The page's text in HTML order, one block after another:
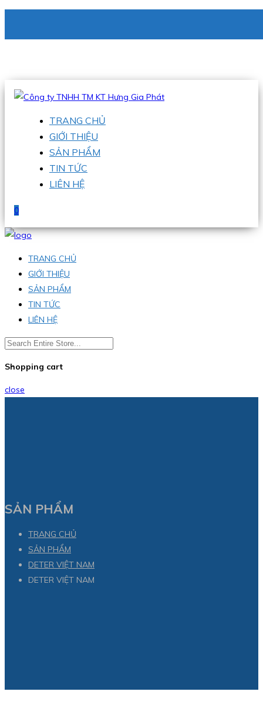
Hotline:0938 336 079
TRANG CHỦ
GIỚI THIỆU
SẢN PHẨM
TIN TỨC
LIÊN HỆ
0
TRANG CHỦ
GIỚI THIỆU
SẢN PHẨM
TIN TỨC
LIÊN HỆ
Shopping cart
close
SẢN PHẨM
TRANG CHỦ
SẢN PHẨM
DETER VIỆT NAM
DETER VIỆT NAM